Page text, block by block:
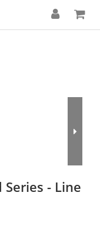
- Line